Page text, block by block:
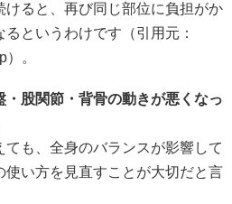
けると、再び同じ部位に負担がか
というわけです（引用元：
）。
・股関節・背骨の動きが悪くなっ
も、全身のバランスが影響して
使い方を見直すことが大切だと言